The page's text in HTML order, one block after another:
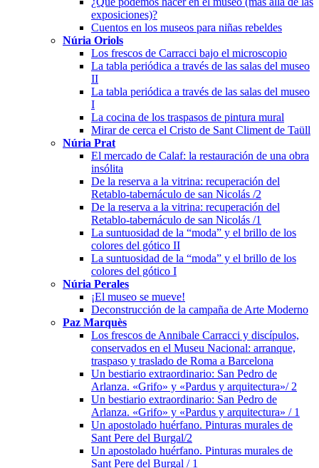
exposiciones)?
Cuentos en los museos para niñas rebeldes
Núria Oriols
Los frescos de Carracci bajo el microscopio
La tabla periódica a través de las salas del museo
II
La tabla periódica a través de las salas del museo
I
La cocina de los traspasos de pintura mural
Mirar de cerca el Cristo de Sant Climent de Taüll
Núria Prat
El mercado de Calaf: la restauración de una obra
insólita
De la reserva a la vitrina: recuperación del
Retablo-tabernáculo de san Nicolás /2
De la reserva a la vitrina: recuperación del
Retablo-tabernáculo de san Nicolás /1
La suntuosidad de la “moda” y el brillo de los
colores del gótico II
La suntuosidad de la “moda” y el brillo de los
colores del gótico I
Núria Perales
¡El museo se mueve!
Deconstrucción de la campaña de Arte Moderno
Paz Marquès
Los frescos de Annibale Carracci y discípulos,
conservados en el Museu Nacional: arranque,
traspaso y traslado de Roma a Barcelona
Un bestiario extraordinario: San Pedro de
Arlanza. «Grifo» y «Pardus y arquitectura»/ 2
Un bestiario extraordinario: San Pedro de
Arlanza. «Grifo» y «Pardus y arquitectura» / 1
Un apostolado huérfano. Pinturas murales de
Sant Pere del Burgal/2
Un apostolado huérfano. Pinturas murales de
Sant Pere del Burgal / 1